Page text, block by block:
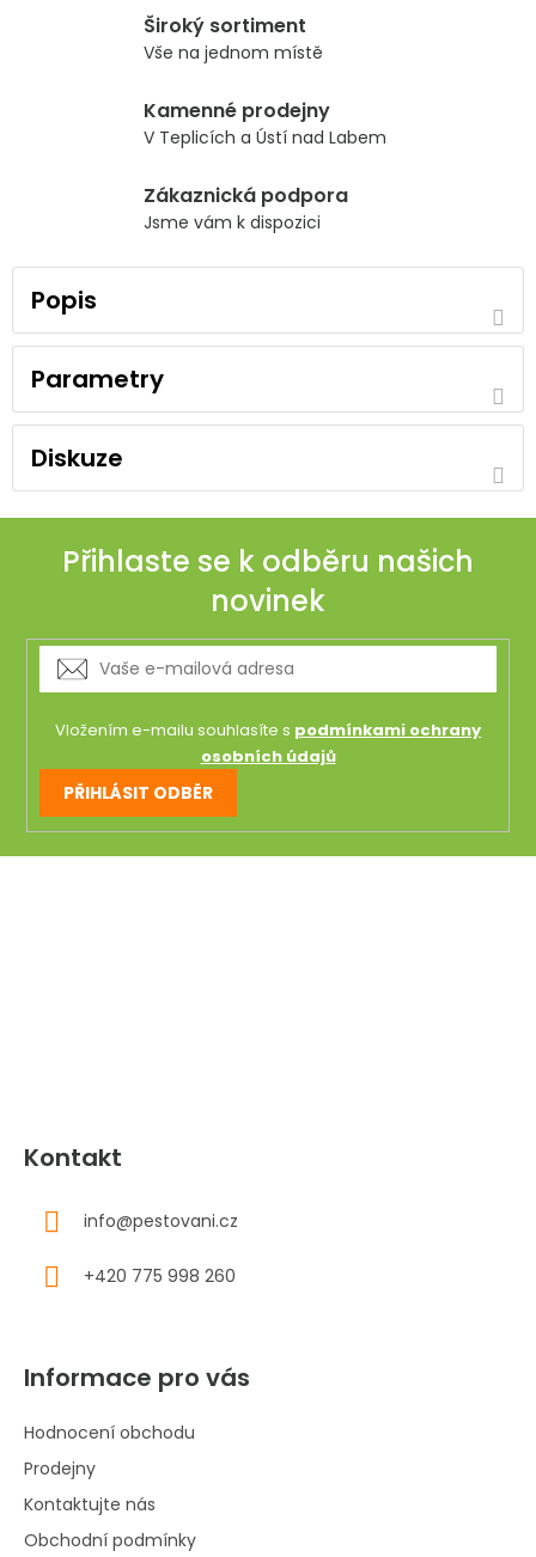
Široký sortiment
Vše na jednom místě
Kamenné prodejny
V Teplicích a Ústí nad Labem
Zákaznická podpora
Jsme vám k dispozici
Popis
Parametry
Diskuze
Přihlaste se k odběru našich
novinek
Vložením e-mailu souhlasíte s podmínkami ochrany
osobních údajů
PŘIHLÁSIT ODBĚR
Kontakt
info@pestovani.cz
+420 775 998 260
Informace pro vás
Hodnocení obchodu
Prodejny
Kontaktujte nás
Obchodní podmínky